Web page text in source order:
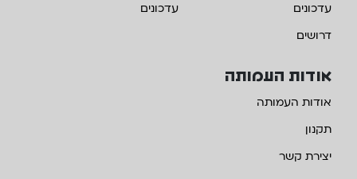
אודות העמותה
אודות העמותה
תקנון
יצירת קשר
עדכונים
דרושים
עדכונים